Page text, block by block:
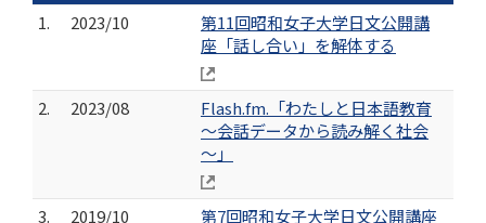
1.
2023/10
第11回昭和女子大学日文公開講
座「話し合い」を解体する
2. 2023/08
Flash.fm.「わたしと日本語教育
～会話データから読み解く社会
～」
3. 2019/10
第7回昭和女子大学日文公開講座